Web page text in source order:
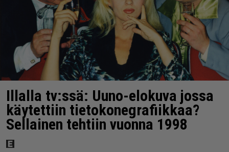
Illalla tv:ssä: Uuno-elokuva jossa
käytettiin tietokonegrafiikkaa?
Sellainen tehtiin vuonna 1998